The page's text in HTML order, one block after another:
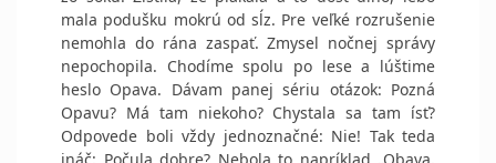
mala podušku mokrú od sĺz. Pre veľké rozrušenie
nemohla do rána zaspať. Zmysel nočnej správy
nepochopila. Chodíme spolu po lese a lúštime
heslo Opava. Dávam panej sériu otázok: Pozná
Opavu? Má tam niekoho? Chystala sa tam ísť?
Odpovede boli vždy jednoznačné: Nie! Tak teda